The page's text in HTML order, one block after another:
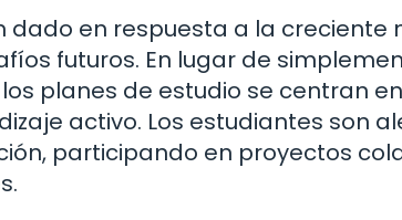
dado en respuesta a la
futuros. En lugar de
planes de estudio se centran
activo. Los estudiantes son
participando en proyectos